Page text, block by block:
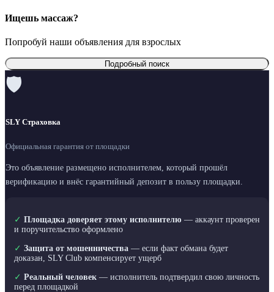
Ищешь массаж?
Попробуй наши объявления для взрослых
Подробный поиск
🛡
SLY Страховка
Официальная гарантия от площадки
Это объявление размещено исполнителем, который прошёл
верификацию и внёс гарантийный депозит в пользу площадки.
✓ Площадка доверяет этому исполнителю — аккаунт проверен
и поручительство оформлено
✓ Защита от мошенничества — если факт обмана будет
доказан, SLY Club компенсирует ущерб
✓ Реальный человек — исполнитель подтвердил свою личность
перед площадкой